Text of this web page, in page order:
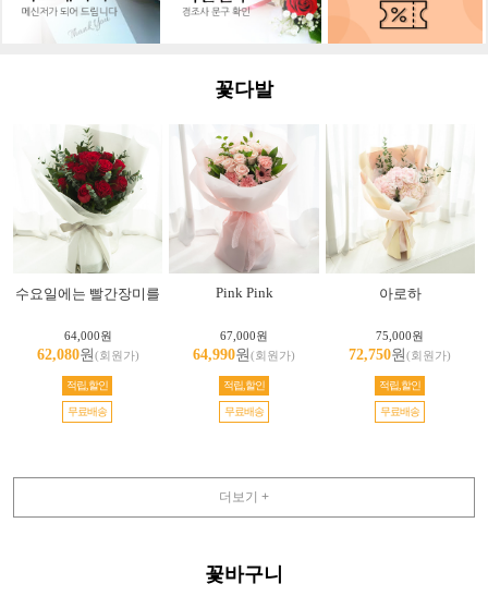
꽃다발
수요일에는 빨간장미를
64,000원
62,080원(회원가)
적립,할인
무료배송
Pink Pink
67,000원
64,990원(회원가)
적립,할인
무료배송
아로하
75,000원
72,750원(회원가)
적립,할인
무료배송
더보기 +
꽃바구니